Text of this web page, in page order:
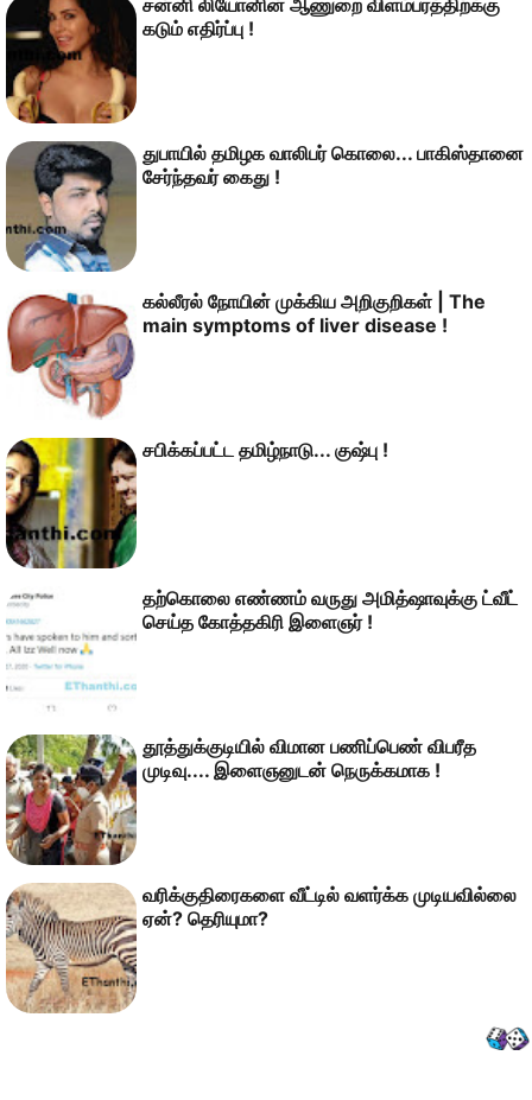
கடும் எதிர்ப்பு !
துபாயில் தமிழக வாலிபர் கொலை... பாகிஸ்தானை
சேர்ந்தவர் கைது !
கல்லீரல் நோயின் முக்கிய அறிகுறிகள் | The
main symptoms of liver disease !
சபிக்கப்பட்ட தமிழ்நாடு... குஷ்பு !
தற்கொலை எண்ணம் வருது அமித்ஷாவுக்கு ட்வீட்
செய்த கோத்தகிரி இளைஞர் !
தூத்துக்குடியில் விமான பணிப்பெண் விபரீத
முடிவு.... இளைஞனுடன் நெருக்கமாக !
வரிக்குதிரைகளை வீட்டில் வளர்க்க முடியவில்லை
ஏன்? தெரியுமா?